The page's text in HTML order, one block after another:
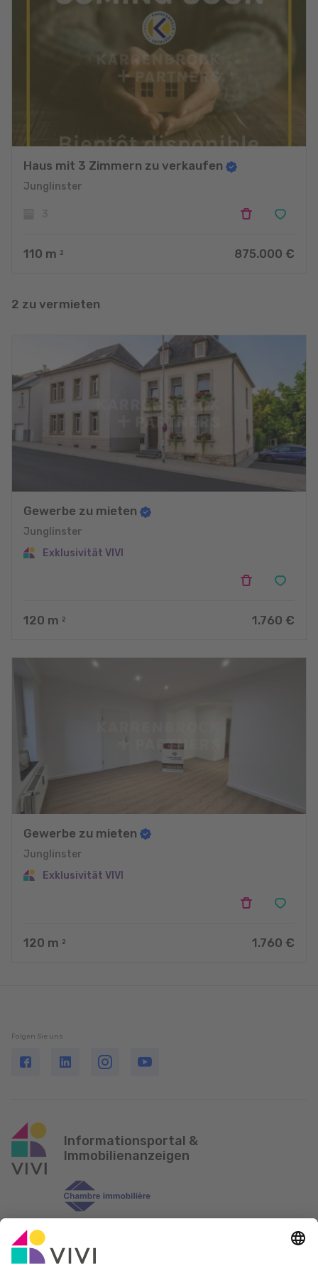
Haus mit 3 Zimmern zu verkaufen
Junglinster
110 m 2 875.000 €
2 zu vermieten
Gewerbe zu mieten
Junglinster
Exklusivität VIVI
120 m 2 1.760 €
Gewerbe zu mieten
Junglinster
Exklusivität VIVI
120 m 2 1.760 €
Folgen Sie uns
Informationsportal &
Immobilienanzeigen